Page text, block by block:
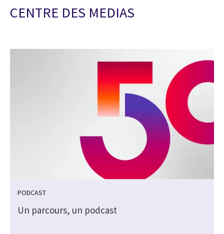
CENTRE DES MEDIAS
PODCAST
Un parcours, un podcast